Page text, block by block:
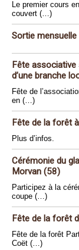
Le premier cours
couvert (…)
Sortie
Fête
d’une branche
Fête de
en (…)
Fête de la forêt
Plus d’infos.
Cérémonie du
Morvan (58)
Participez à la
coupe (…)
Fête de la forêt
Fête de la forêt
Coët (…)